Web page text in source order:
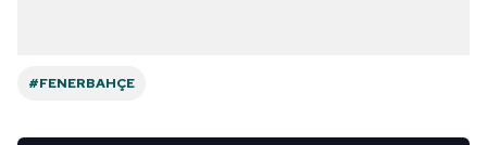
#FENERBAHÇE